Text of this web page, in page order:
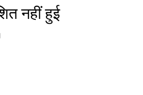
नहीं हुई